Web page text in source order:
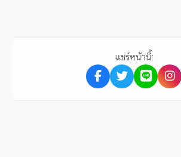
แชร์หน้านี้: